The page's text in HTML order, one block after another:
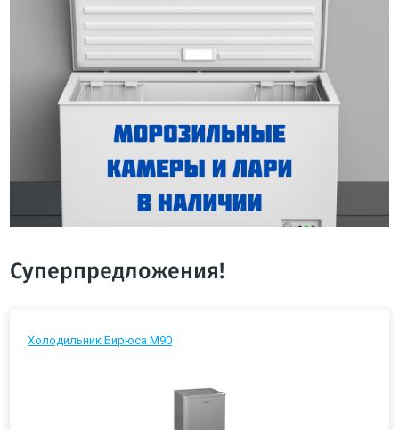
Суперпредложения!
Холодильник Бирюса М90